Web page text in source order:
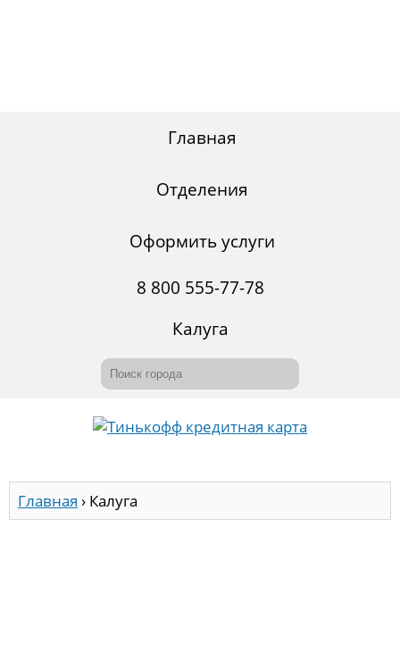
Главная
Отделения
Оформить услуги
8 800 555-77-78
Калуга
Главная › Калуга